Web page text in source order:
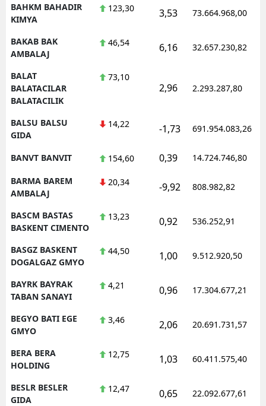
BAHKM BAHADIR
KIMYA
123,30 3,53 73.664.968,00
BAKAB BAK
AMBALAJ
46,54 6,16 32.657.230,82
BALAT
BALATACILAR
BALATACILIK
73,10
2,96 2.293.287,80
BALSU BALSU
GIDA
14,22 -1,73 691.954.083,26
BANVT BANVIT 154,60 0,39 14.724.746,80
BARMA BAREM
AMBALAJ
20,34 -9,92 808.982,82
BASCM BASTAS
BASKENT CIMENTO
13,23 0,92 536.252,91
BASGZ BASKENT
DOGALGAZ GMYO
44,50 1,00 9.512.920,50
BAYRK BAYRAK
TABAN SANAYI
4,21 0,96 17.304.677,21
BEGYO BATI EGE
GMYO
3,46 2,06 20.691.731,57
BERA BERA
HOLDING
12,75 1,03 60.411.575,40
BESLR BESLER
GIDA
12,47 0,65 22.092.677,61